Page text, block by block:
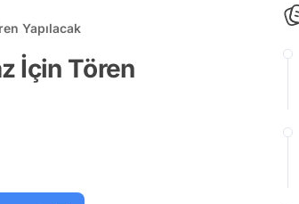
Yapılacak
İçin Tören